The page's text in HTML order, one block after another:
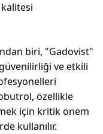
biri, "Gadovist"
ve etkili
özellikle
için kritik önem
kullanılır.